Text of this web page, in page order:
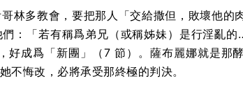
林多教會，要把那人「交給撒但，敗壞他的
：「若有稱爲弟兄（或稱姊妹）是行淫亂的
好成爲「新團」（7 節）。薩布麗娜就是那
悔改，必將承受那終極的判決。